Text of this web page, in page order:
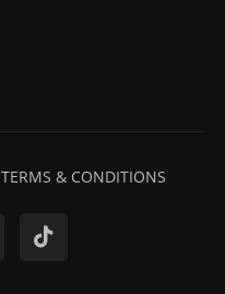
TERMS & CONDITIONS